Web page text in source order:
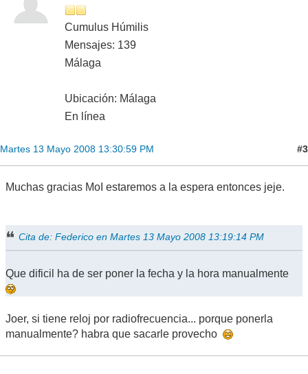
Cumulus Húmilis
Mensajes: 139
Málaga
Ubicación: Málaga
En línea
Martes 13 Mayo 2008 13:30:59 PM #3
Muchas gracias MoI estaremos a la espera entonces jeje.
Cita de: Federico en Martes 13 Mayo 2008 13:19:14 PM
Que dificil ha de ser poner la fecha y la hora manualmente
Joer, si tiene reloj por radiofrecuencia... porque ponerla
manualmente? habra que sacarle provecho